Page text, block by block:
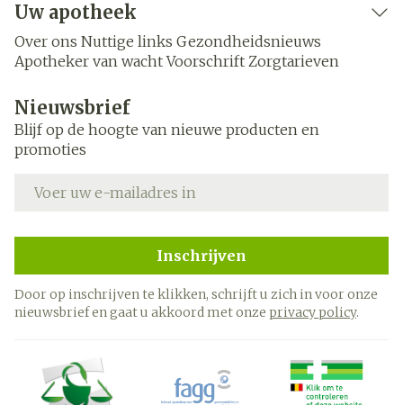
Uw apotheek
Over ons Nuttige links Gezondheidsnieuws
Apotheker van wacht Voorschrift Zorgtarieven
Nieuwsbrief
Blijf op de hoogte van nieuwe producten en
promoties
Inschrijven
Door op inschrijven te klikken, schrijft u zich in voor onze
nieuwsbrief en gaat u akkoord met onze privacy policy.